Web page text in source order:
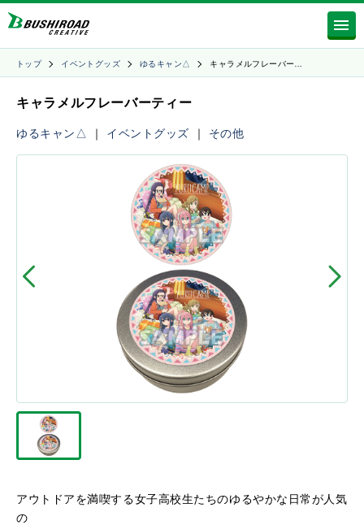
トップ イベントグッズ ゆるキャン△ キャラメルフレーバー…
キャラメルフレーバーティー
ゆるキャン△ ｜ イベントグッズ ｜ その他
アウトドアを満喫する女子高校生たちのゆるやかな日常が人気
の